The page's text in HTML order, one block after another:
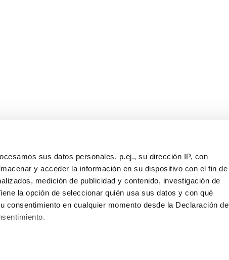
sus datos personales, p.ej., su dirección IP, con
y acceder la información en su dispositivo con el fin de
medición de publicidad y contenido, investigación de
la opción de seleccionar quién usa sus datos y con qué
consentimiento en cualquier momento desde la Declaración de